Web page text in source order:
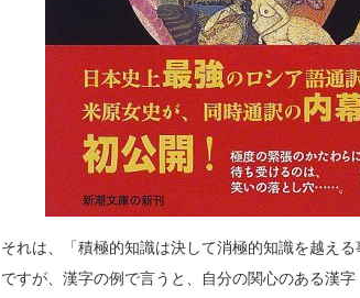
それは、「積極的知識は決して消極的知識を越え
ですが、漢字の例で言うと、自分の関心のある漢